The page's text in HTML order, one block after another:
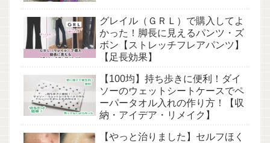
グレイル（ＧＲＬ）で購入してよ
かった！脚長に見えるパンツ・ズ
ボン【ストレッチフレアパンツ】
【足長効果】
【100均】持ち歩きに便利！ダイ
ソーのウェットシートケースでペ
ーパータオル入れの作り方！【収
納・アイデア・リメイク】
【やっと治りました】セルフほく